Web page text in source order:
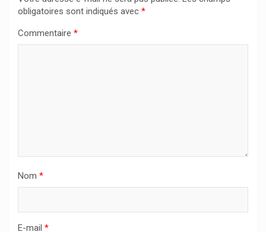
obligatoires sont indiqués avec *
Commentaire *
Nom *
E-mail *